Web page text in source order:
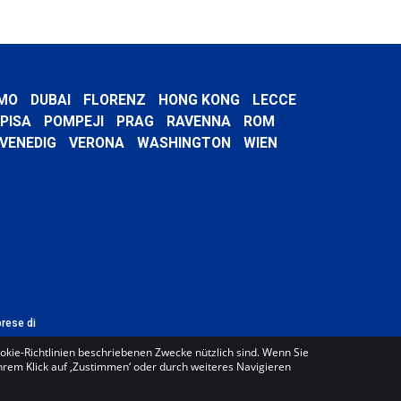
DUBAI FLORENZ HONG KONG
LECCE
PISA
POMPEJI PRAG RAVENNA
ROM
VENEDIG
VERONA WASHINGTON WIEN
di
Richtlinien beschriebenen Zwecke nützlich sind. Wenn Sie
Klick auf ‚Zustimmen‘ oder durch weiteres Navigieren